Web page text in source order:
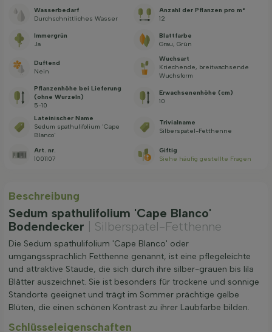
Wasserbedarf
Durchschnittliches Wasser
Anzahl der Pflanzen pro m²
12
Immergrün
Ja
Blattfarbe
Grau, Grün
Duftend
Nein
Wuchsart
Kriechende, breitwachsende
Wuchsform
Pflanzenhöhe bei Lieferung
(ohne Wurzeln)
5-10
Erwachsenenhöhe (cm)
10
Lateinischer Name
Sedum spathulifolium 'Cape
Blanco'
Trivialname
Silberspatel-Fetthenne
Art. nr.
1001107
Giftig
Siehe häufig gestellte Fragen
Beschreibung
Sedum spathulifolium 'Cape Blanco'
Bodendecker
| Silberspatel-Fetthenne
Die Sedum spathulifolium 'Cape Blanco' oder
umgangssprachlich Fetthenne genannt, ist eine pflegeleichte
und attraktive Staude, die sich durch ihre silber-grauen bis lila
Blätter auszeichnet. Sie ist besonders für trockene und sonnige
Standorte geeignet und trägt im Sommer prächtige gelbe
Blüten, die einen schönen Kontrast zu ihrer Laubfarbe bilden.
Schlüsseleigenschaften